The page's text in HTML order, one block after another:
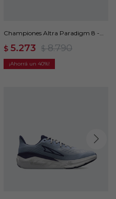
Championes Altra Paradigm 8 -
$ 5.273 $ 8.790
40